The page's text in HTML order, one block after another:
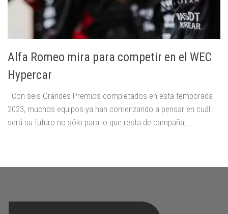
Alfa Romeo mira para competir en el WEC
Hypercar
Con seis Grandes Premios completados en esta temporada
2023, muchos equipos ya han comenzando a pensar en cuál
será su futuro no sólo para lo que resta de campaña,...